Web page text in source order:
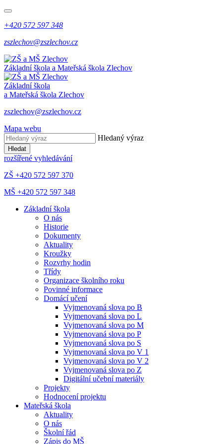
+420 572 597 348
zszlechov@zszlechov.cz
Základní škola a Mateřská škola Zlechov
Základní škola
a Mateřská škola Zlechov
zszlechov@zszlechov.cz
Mapa webu
Hledaný výraz
Hledat
rozšířené vyhledávání
ZŠ +420 572 597 370
MŠ +420 572 597 348
Základní škola
O nás
Historie
Dokumenty
Aktuality
Kroužky
Rozvrhy hodin
Třídy
Organizace školního roku
Povinné informace
Domácí učení
Vyjmenovaná slova po B
Vyjmenovaná slova po L
Vyjmenovaná slova po M
Vyjmenovaná slova po P
Vyjmenovaná slova po S
Vyjmenovaná slova po V 1
Vyjmenovaná slova po V 2
Vyjmenovaná slova po Z
Digitální učební materiály
Projekty
Hodnocení projektu
Mateřská škola
Aktuality
O nás
Školní řád
Zápis do MŠ